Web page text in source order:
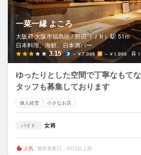
一菜一縁 よころ
大阪府 大阪市福島区 / 野田（ＪＲ）駅 51m
日本料理、海鮮、日本酒バー
3.15 ～￥7,999 ～￥1,999
ゆったりとした空間で丁寧なもて
タッフも募集しております
個人経営 小さなお店
バイト 女将
人気 最終更新日：30日以上前